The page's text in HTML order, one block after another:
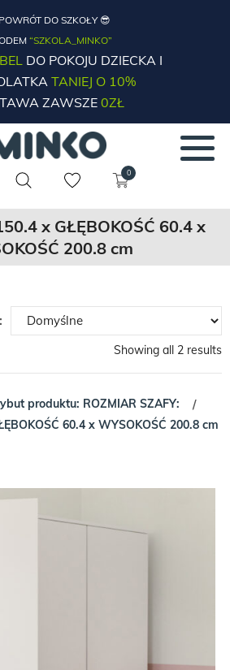
DO SZKOŁY 😎
“SZKOLA_MINKO”
DO POKOJU DZIECKA I
TANIEJ O 10%
ZAWSZE 0ZŁ
0
x GŁĘBOKOŚĆ 60.4 x
200.8 cm
Showing all 2 results
produktu: ROZMIAR SZAFY:
/
60.4 x WYSOKOŚĆ 200.8 cm